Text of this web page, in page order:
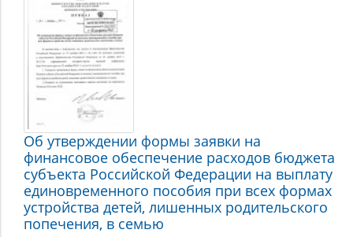
Об утверждении формы заявки на
финансовое обеспечение расходов бюджета
субъекта Российской Федерации на выплату
единовременного пособия при всех формах
устройства детей, лишенных родительского
попечения, в семью